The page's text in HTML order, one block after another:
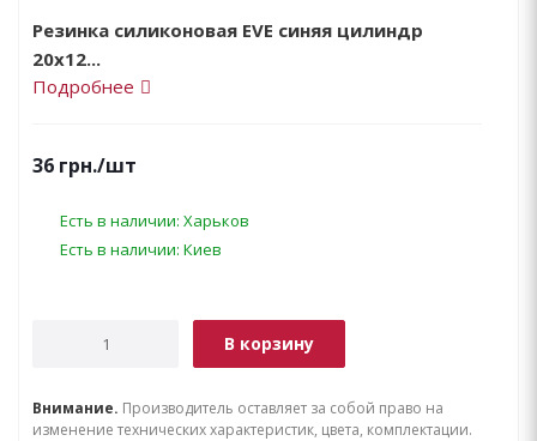
Резинка силиконовая EVE синяя цилиндр
20х12...
Подробнее
36 грн./шт
Есть в наличии: Харьков
Есть в наличии: Киев
В корзину
Внимание. Производитель оставляет за собой право на
изменение технических характеристик, цвета, комплектации.